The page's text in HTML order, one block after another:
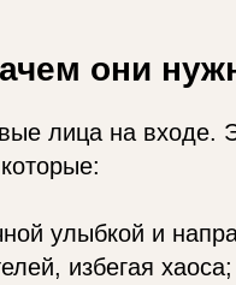
они
лица на входе.
улыбкой и
избегая хаоса;